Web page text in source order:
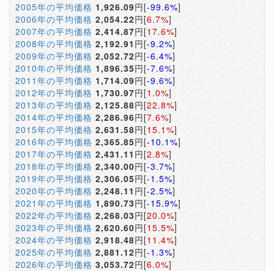
2005年の平均価格 1,926.09円[-99.6%]
2006年の平均価格 2,054.22円[6.7%]
2007年の平均価格 2,414.87円[17.6%]
2008年の平均価格 2,192.91 円[-9.2%]
2009年の平均価格 2,052.72円[-6.4%]
2010年の平均価格 1,896.35円[-7.6%]
2011年の平均価格 1,714.09円[-9.6%]
2012年の平均価格 1,730.97円[1.0%]
2013年の平均価格 2,125.88円[22.8%]
2014年の平均価格 2,286.96円[7.6%]
2015年の平均価格 2,631.58円[15.1%]
2016年の平均価格 2,365.85円[-10.1%]
2017年の平均価格 2,431.11 円[2.8%]
2018年の平均価格 2,340.00円[-3.7%]
2019年の平均価格 2,306.05円[-1.5%]
2020年の平均価格 2,248.11 円[-2.5%]
2021年の平均価格 1,890.73円[-15.9%]
2022年の平均価格 2,268.03円[20.0%]
2023年の平均価格 2,620.60円[15.5%]
2024年の平均価格 2,918.48円[11.4%]
2025年の平均価格 2,881.12円[-1.3%]
2026年の平均価格 3,053.72円[6.0%]